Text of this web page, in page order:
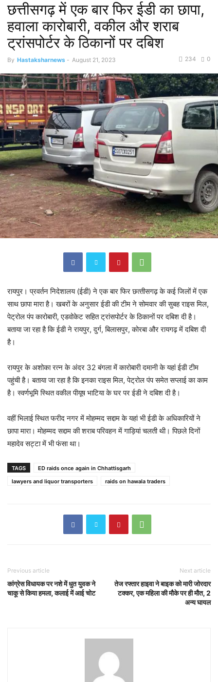
छत्तीसगढ़ में एक बार फिर ईडी का छापा,
हवाला कारोबारी, वकील और शराब
ट्रांसपोर्टर के ठिकानों पर दबिश
By Hastaksharnews - August 21, 2023 0
234
रायपुर। प्रवर्तन निदेशालय (ईडी) ने एक बार फिर छत्‍तीसगढ़ के कई जिलों में एक
साथ छापा मारा है। खबरों के अनुसार ईडी की टीम ने सोमवार की सुबह राइस मिल,
पेट्रोल पंप कारोबारी, एडवोकेट सहित ट्रांसपोर्टर के ठिकानों पर दबिश दी है।
बताया जा रहा है कि ईडी ने रायपुर, दुर्ग, बिलासपुर, कोरबा और रायगढ़ में दबिश दी
है।
रायपुर के अशोका रत्न के अंदर 32 बंगला में कारोबारी दमानी के यहां ईडी टीम
पहुंची है। बताया जा रहा है कि इनका राइस मिल, पेट्रोल पंप समेत सप्लाई का काम
है। स्वर्णभूमि स्थित वकील पीयूष भाटिया के घर पर ईडी ने दबिश दी है।
वहीं भिलाई स्थित फरीद नगर में मोहम्मद सद्दाम के यहां भी ईडी के अधिकारियों ने
छापा मारा। मोहम्मद सद्दाम की शराब परिवहन में गाड़ियां चलती थी। पिछले दिनों
महादेव सट्टा में भी फंसा था।
TAGS
ED raids once again in Chhattisgarh
lawyers and liquor transporters
raids on hawala traders
Previous article
कांग्रेस विधायक पर नशे में धुत युवक ने
चाकू से किया हमला, कलाई में आई चोट
Next article
तेज रफ्तार हाइवा ने बाइक को मारी जोरदार
टक्कर, एक महिला की मौके पर ही मौत, 2
अन्य घायल